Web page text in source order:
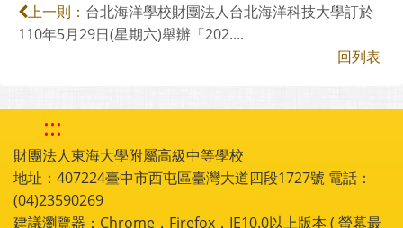
上一則： 台北海洋學校財團法人台北海洋科技大學訂於
110年5月29日(星期六)舉辦「202....
回列表
:::
財團法人東海大學附屬高級中等學校
地址：407224臺中市西屯區臺灣大道四段1727號 電話：
(04)23590269
建議瀏覽器：Chrome，Firefox，IE10.0以上版本 ( 螢幕最